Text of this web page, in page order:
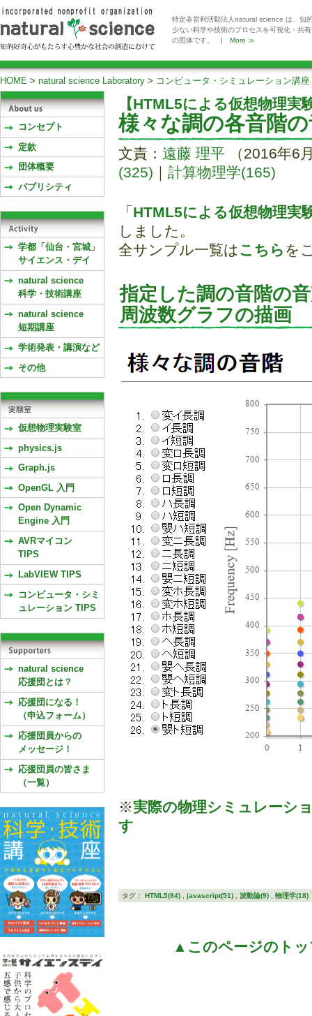
特定非営利活動法人natural science は、知
少ない科学や技術のプロセスを可視化・共
の団体です。 | More ≫
HOME > natural science Laboratory > コンピュータ・シミュレーション講座
【HTML5による仮想物理実
様々な調の各音階
文責： 遠藤 理平 （2016年6
(325) ｜ 計算物理学(165)
「 HTML5による仮想物理実
しました。
全サンプル一覧は こちら を
指定した調の音階の
周波数グラフの描画
※実際の物理シミュレーシ
す
タグ： HTML5(84) javascript(51) 波動論(9) 物理学(18)
▲このページのトッ
コンセプト
定款
団体概要
パブリシティ
学都「仙台・宮城」
サイエンス・デイ
natural science
科学・技術講座
natural science
短期講座
学術発表・講演など
その他
仮想物理実験室
physics.js
Graph.js
OpenGL 入門
Open Dynamic
Engine 入門
AVRマイコン
TIPS
LabVIEW TIPS
コンピュータ・シミ
ュレーション TIPS
natural science
応援団とは？
応援団になる！
（申込フォーム）
応援団員からの
メッセージ！
応援団員の皆さま
（一覧）